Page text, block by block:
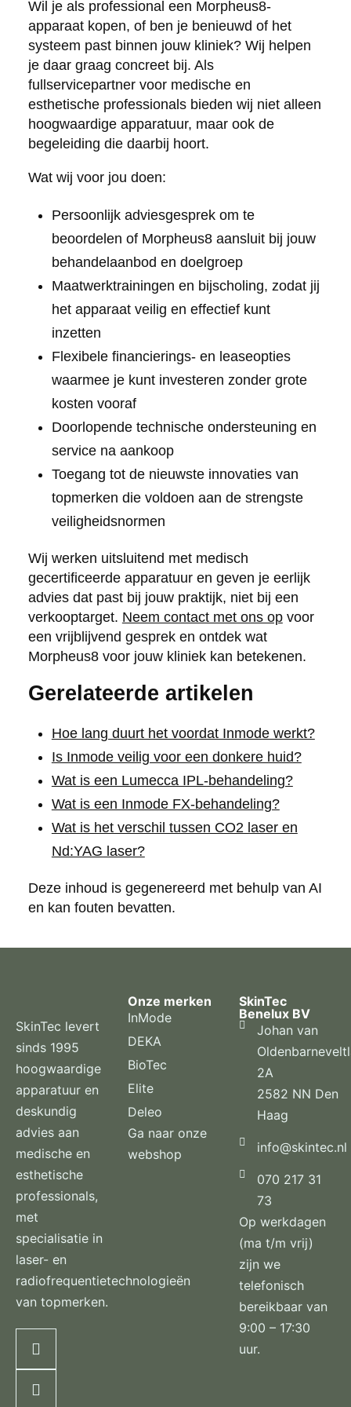
Wil je als professional een Morpheus8-
apparaat kopen, of ben je benieuwd of het
systeem past binnen jouw kliniek? Wij helpen
je daar graag concreet bij. Als
fullservicepartner voor medische en
esthetische professionals bieden wij niet alleen
hoogwaardige apparatuur, maar ook de
begeleiding die daarbij hoort.
Wat wij voor jou doen:
Persoonlijk adviesgesprek om te
beoordelen of Morpheus8 aansluit bij jouw
behandelaanbod en doelgroep
Maatwerktrainingen en bijscholing, zodat jij
het apparaat veilig en effectief kunt
inzetten
Flexibele financierings- en leaseopties
waarmee je kunt investeren zonder grote
kosten vooraf
Doorlopende technische ondersteuning en
service na aankoop
Toegang tot de nieuwste innovaties van
topmerken die voldoen aan de strengste
veiligheidsnormen
Wij werken uitsluitend met medisch
gecertificeerde apparatuur en geven je eerlijk
advies dat past bij jouw praktijk, niet bij een
verkooptarget. Neem contact met ons opvoor
een vrijblijvend gesprek en ontdek wat
Morpheus8 voor jouw kliniek kan betekenen.
Gerelateerde artikelen
Hoe lang duurt het voordat Inmode werkt?
Is Inmode veilig voor een donkere huid?
Wat is een Lumecca IPL-behandeling?
Wat is een Inmode FX-behandeling?
Wat is het verschil tussen CO2 laser en
Nd:YAG laser?
Deze inhoud is gegenereerd met behulp van AI
en kan fouten bevatten.
SkinTec levert
sinds 1995
hoogwaardige
apparatuur en
deskundig
advies aan
medische en
esthetische
professionals,
met
specialisatie in
laser- en
radiofrequentietechnologieën
van topmerken.
Onze merken
InMode
DEKA
BioTec
Elite
Deleo
Ga naar onze
webshop
SkinTec
Benelux BV
Johan van
2A
2582 NN Den
Haag
info@skintec.nl
070 217 31
73
Op werkdagen
(ma t/m vrij)
zijn we
telefonisch
bereikbaar van
9:00 – 17:30
uur.